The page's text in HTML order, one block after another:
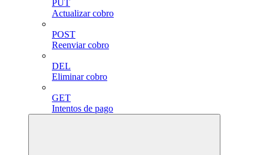
PUT
Actualizar cobro
POST
Reenviar cobro
DEL
Eliminar cobro
GET
Intentos de pago